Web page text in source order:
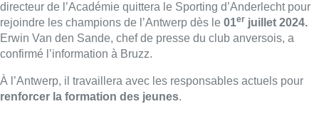
directeur de l’Académie quittera le Sporting d’Anderlecht pour
rejoindre les champions de l’Antwerp dès le 01er juillet 2024.
Erwin Van den Sande, chef de presse du club anversois, a
confirmé l’information à Bruzz.
À l’Antwerp, il travaillera avec les responsables actuels pour
renforcer la formation des jeunes.